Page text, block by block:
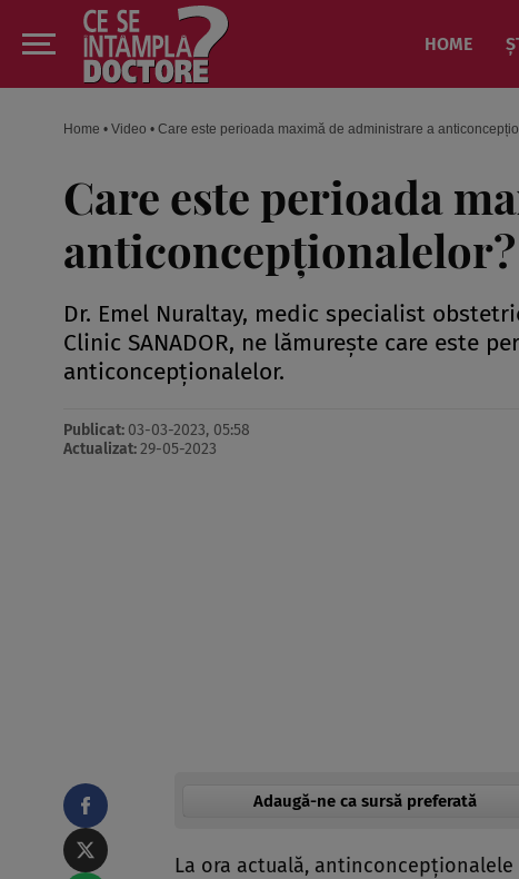
HOME
Home • Video • Care este perioada maximă de administrare a
Care este perioada
anticoncepționalelor?
Dr. Emel Nuraltay, medic specialist
Clinic SANADOR, ne lămurește care este
anticoncepționalelor.
Publicat: 03-03-2023, 05:58
Actualizat:29-05-2023
Adaugă-ne ca sursă preferată
La ora actuală,